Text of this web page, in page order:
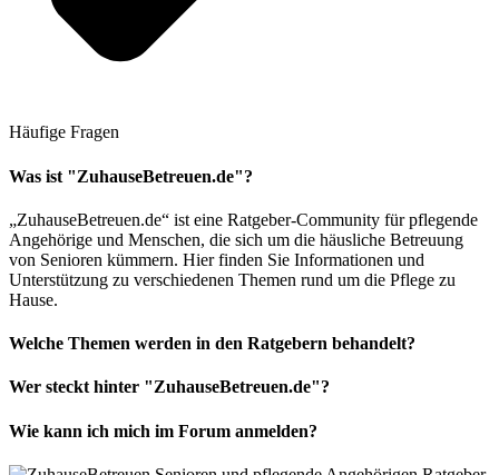
Häufige Fragen
Was ist "ZuhauseBetreuen.de"?
„ZuhauseBetreuen.de“ ist eine Ratgeber-Community für pflegende
Angehörige und Menschen, die sich um die häusliche Betreuung
von Senioren kümmern. Hier finden Sie Informationen und
Unterstützung zu verschiedenen Themen rund um die Pflege zu
Hause.
Welche Themen werden in den Ratgebern behandelt?
Wer steckt hinter "ZuhauseBetreuen.de"?
Wie kann ich mich im Forum anmelden?